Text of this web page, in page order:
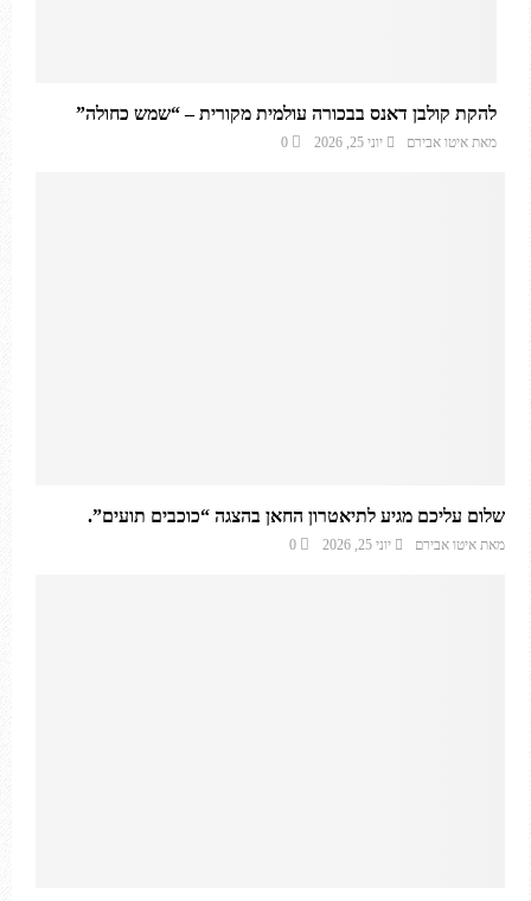
להקת קולבן דאנס בבכורה עולמית מקורית – “שמש כחולה”
מאת איטו אבירם יוני 25, 2026 0
שלום עליכם מגיע לתיאטרון החאן בהצגה “כוכבים תועים”.
מאת איטו אבירם יוני 25, 2026 0